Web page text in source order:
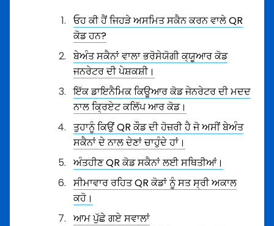
ਓਹ ਕੀ ਹੈਂ ਜਿਹੜੇ ਅਸਮਿਤ ਸਕੈਨ ਕਰਨ ਵਾਲੇ QR
ਕੋਡ ਹਨ?
ਬੇਅੰਤ ਸਕੈਨਾਂ ਵਾਲਾ ਭਰੋਸੇਯੋਗੀ ਕ੍ਯੂਆਰ ਕੋਡ
ਜਨਰੇਟਰ ਦੀ ਪੇਸ਼ਕਸ਼ੀ।
ਇੱਕ ਡਾਇਨੈਮਿਕ ਕਿਊਆਰ ਕੋਡ ਜੇਨਰੇਟਰ ਦੀ ਮਦਦ
ਨਾਲ ਕ੍ਰਿਏਟ ਕਲਿੱਪ ਆਰ ਕੋਡ।
ਤੁਹਾਨੂੰ ਕਿਉਂ QR ਕੌਡ ਦੀ ਹੋਜ਼ਰੀ ਹੈ ਜੋ ਅਸੀਂ ਬੇਅੰਤ
ਸਕੈਨਾਂ ਦੇ ਨਾਲ ਦੇਣਾਂ ਚਾਹੁੰਦੇ ਹਾਂ।
ਅੰਤਹੀਣ QR ਕੋਡ ਸਕੈਨਾਂ ਲਈ ਸਥਿਤੀਆਂ।
ਸੀਮਾਵਾਰ ਰਹਿਤ QR ਕੋਡਾਂ ਨੂੰ ਸਤ ਸ੍ਰੀ ਅਕਾਲ
ਕਹੋ।
ਆਮ ਪੁੱਛੇ ਗਏ ਸਵਾਲਾਂ